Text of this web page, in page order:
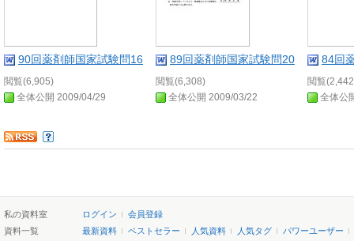
90回薬剤師国家試験問16
閲覧(6,905)
全体公開 2009/04/29
89回薬剤師国家試験問20
閲覧(6,308)
全体公開 2009/03/22
84回
閲覧
全体公
私の資料室 ログイン
会員登録
資料一覧
最新資料 ベストセラー 人気資料 人気タグ
パワーユーザー